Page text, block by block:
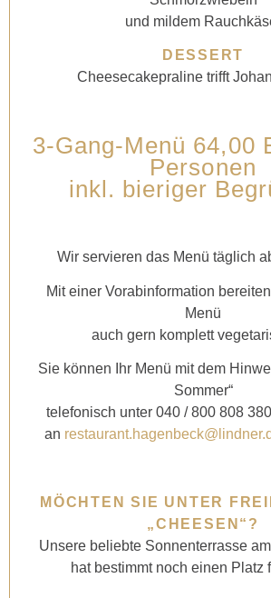
und mildem
DESSERT
Cheesecakepraline trifft
3-Gang-Menü 64,00
Personen
inkl. bieriger
Wir servieren das Menü täglich
Mit einer Vorabinformation
Menü
auch gern komplett
Sie können Ihr Menü mit dem
Sommer“
telefonisch unter 040 / 800 808
an
MÖCHTEN SIE UNTER
„CHEESEN“?
Unsere beliebte Sonnenterrasse
hat bestimmt noch einen Platz